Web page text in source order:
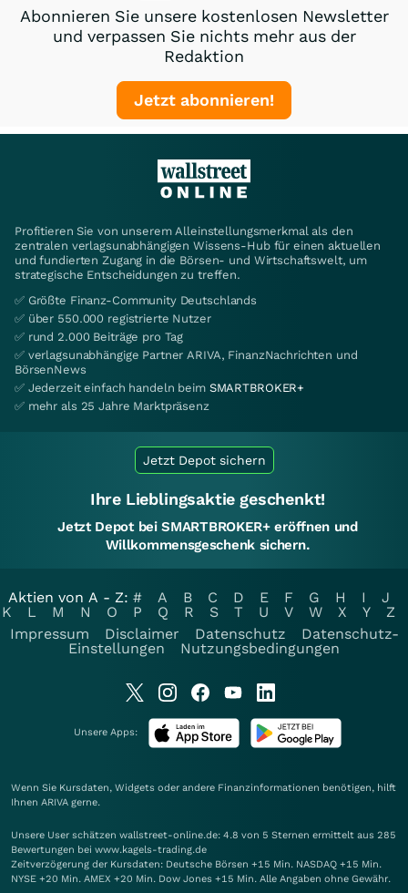
Abonnieren Sie unsere kostenlosen Newsletter
und verpassen Sie nichts mehr aus der
Redaktion
Jetzt abonnieren!
Profitieren Sie von unserem Alleinstellungsmerkmal als den
zentralen verlagsunabhängigen Wissens-Hub für einen aktuellen
und fundierten Zugang in die Börsen- und Wirtschaftswelt, um
strategische Entscheidungen zu treffen.
✅ Größte Finanz-Community Deutschlands
✅ über 550.000 registrierte Nutzer
✅ rund 2.000 Beiträge pro Tag
✅ verlagsunabhängige Partner ARIVA, FinanzNachrichten und
BörsenNews
✅ Jederzeit einfach handeln beim SMARTBROKER+
✅ mehr als 25 Jahre Marktpräsenz
Jetzt Depot sichern
Ihre Lieblingsaktie geschenkt!
Jetzt Depot bei SMARTBROKER+ eröffnen und
Willkommensgeschenk sichern.
Aktien von A - Z: # A B C D E F G H I
J
K
L M N O P Q R S T U V W X Y
Z
Impressum
Disclaimer Datenschutz
Datenschutz-
Einstellungen
Nutzungsbedingungen
Unsere Apps:
Wenn Sie Kursdaten, Widgets oder andere Finanzinformationen benötigen, hilft
Ihnen ARIVA gerne.
Unsere User schätzen wallstreet-online.de: 4.8 von 5 Sternen ermittelt aus 285
Bewertungen bei www.kagels-trading.de
Zeitverzögerung der Kursdaten: Deutsche Börsen +15 Min. NASDAQ +15 Min.
NYSE +20 Min. AMEX +20 Min. Dow Jones +15 Min. Alle Angaben ohne Gewähr.